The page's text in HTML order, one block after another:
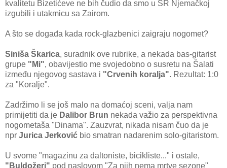
kvalitetu Bizetićeve ne bih čudio da smo u SR Njemačkoj
izgubili i utakmicu sa Zairom.
A što se događa kada rock-glazbenici zaigraju nogomet?
Siniša Škarica, suradnik ove rubrike, a nekada bas-gitarist
grupe "Mi", obavijestio me svojedobno o susretu na Šalati
između njegovog sastava i "Crvenih koralja". Rezultat: 1:0
za "Koralje".
Zadržimo li se još malo na domaćoj sceni, valja nam
primijetiti da je Dalibor Brun nekada važio za perspektivna
nogometaša "Dinama". Zauzvrat, nikada nisam čuo da je
npr Jurica Jerković bio smatran nadarenim solo-gitaristom.
U svome "magazinu za daltoniste, bicikliste..." i ostale,
"Buldožeri" pod naslovom "Za njih nema mrtve sezone"